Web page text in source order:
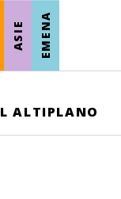
ASIE EMENA
ALTIPLANO